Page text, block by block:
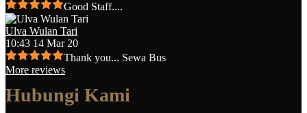
Good Staff....
Ulva Wulan Tari
10:43 14 Mar 20
Thank you... Sewa Bus
More reviews
Hubungi Kami